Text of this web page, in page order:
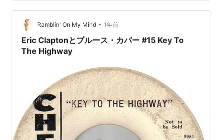
共演を経てCarl Radle, Jim Gordon, Bobby Whitlockの三
人はDe…Ramblin' On My Mind • 1年前
Eric Claptonとブルース・カバー #15 Key To
The Highway